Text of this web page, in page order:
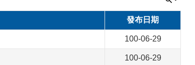
發布日期
100-06-29
100-06-29